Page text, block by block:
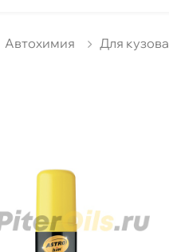
Автохимия Для кузова